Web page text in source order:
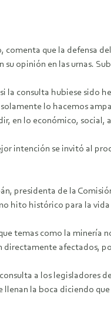
comenta que la defensa
su opinión en las urnas.
la consulta hubiese sido
solamente lo hacemos
en lo económico,
intención se invitó al
presidenta de la
hito histórico para la
temas como la minería
directamente afectados,
a los legisladores
llenan la boca diciendo